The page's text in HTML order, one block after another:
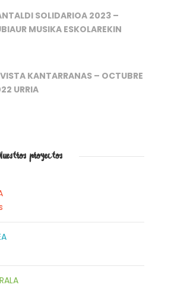
SOLIDARIOA 2023 –
MUSIKA ESKOLAREKIN
KANTARRANAS – OCTUBRE
URRIA
Nuestros proyectos